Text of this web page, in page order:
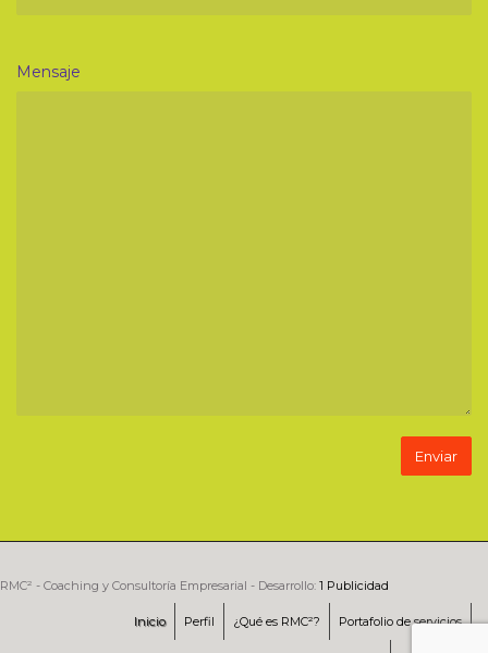
Mensaje
RMC² - Coaching y Consultoría Empresarial - Desarrollo: 1 Publicidad
Inicio Perfil ¿Qué es RMC²? Portafolio de servicios